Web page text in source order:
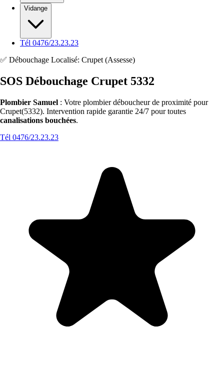
Vidange
Tél 0476/23.23.23
✅ Débouchage Localisé: Crupet (Assesse)
SOS Débouchage Crupet 5332
Plombier Samuel : Votre plombier déboucheur de proximité pour
Crupet(5332). Intervention rapide garantie 24/7 pour toutes
canalisations bouchées.
Tél 0476/23.23.23